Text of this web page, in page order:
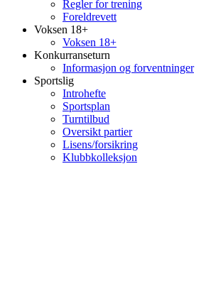
Regler for trening
Foreldrevett
Voksen 18+
Voksen 18+
Konkurranseturn
Informasjon og forventninger
Sportslig
Introhefte
Sportsplan
Turntilbud
Oversikt partier
Lisens/forsikring
Klubbkolleksjon